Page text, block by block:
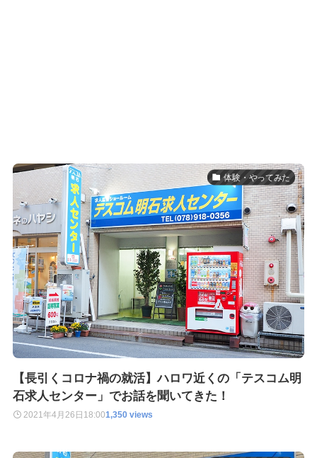
体験・やってみた
【長引くコロナ禍の就活】ハロワ近くの「テスコム明
石求人センター」でお話を聞いてきた！
2021年4月26日 18:001,350 views